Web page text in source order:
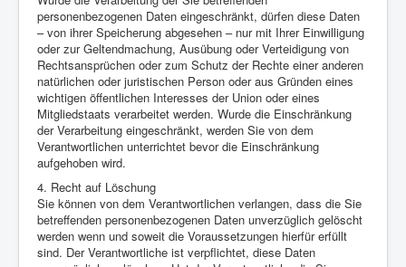
personenbezogenen Daten eingeschränkt, dürfen diese Daten
– von ihrer Speicherung abgesehen – nur mit Ihrer Einwilligung
oder zur Geltendmachung, Ausübung oder Verteidigung von
Rechtsansprüchen oder zum Schutz der Rechte einer anderen
natürlichen oder juristischen Person oder aus Gründen eines
wichtigen öffentlichen Interesses der Union oder eines
Mitgliedstaats verarbeitet werden. Wurde die Einschränkung
der Verarbeitung eingeschränkt, werden Sie von dem
Verantwortlichen unterrichtet bevor die Einschränkung
aufgehoben wird.
4. Recht auf Löschung
Sie können von dem Verantwortlichen verlangen, dass die Sie
betreffenden personenbezogenen Daten unverzüglich gelöscht
werden wenn und soweit die Voraussetzungen hierfür erfüllt
sind. Der Verantwortliche ist verpflichtet, diese Daten